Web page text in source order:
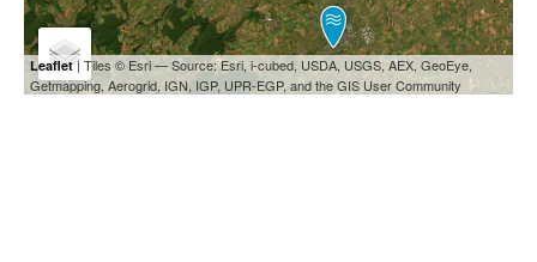
Leaflet| Tiles © Esri — Source: Esri, i-cubed, USDA, USGS, AEX, GeoEye,
Getmapping, Aerogrid, IGN, IGP, UPR-EGP, and the GIS User Community